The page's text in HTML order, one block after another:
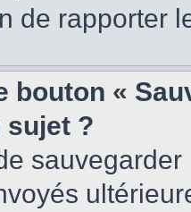
de rapporter
bouton «
sujet ?